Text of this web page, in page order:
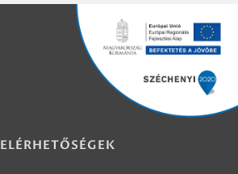
ELÉRHETŐSÉGEK